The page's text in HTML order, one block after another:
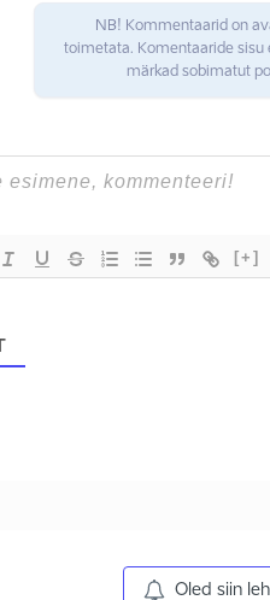
NB! Kommentaarid on
toimetata. Komentaaride sisu
märkad sobimatut
[+]
Oled siin